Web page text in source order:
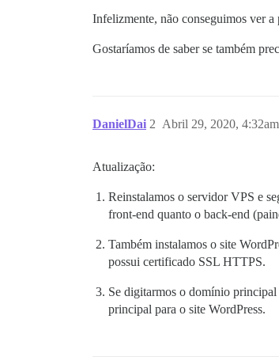
Infelizmente, não conseguimos ver
Gostaríamos de saber se também
DanielDai Abril 29, 2020, 4:32am
2
Atualização:
Reinstalamos o servidor VPS e
front-end quanto o back-end
Também instalamos o site
possui certificado SSL HTTPS.
Se digitarmos o domínio principal
principal para o site WordPress.